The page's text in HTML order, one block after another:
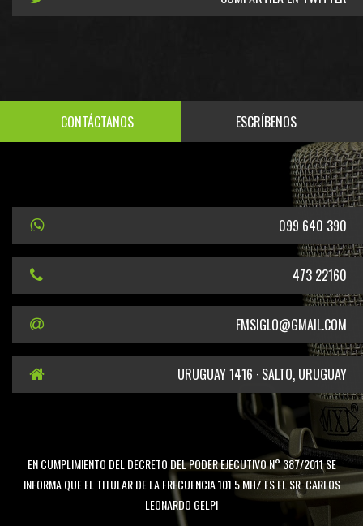
CONTÁCTANOS ESCRÍBENOS
099 640 390
473 22160
FMSIGLO@GMAIL.COM
URUGUAY 1416 · SALTO, URUGUAY
EN CUMPLIMIENTO DEL DECRETO DEL PODER EJECUTIVO N° 387/2011 SE
INFORMA QUE EL TITULAR DE LA FRECUENCIA 101.5 MHZ ES EL SR. CARLOS
LEONARDO GELPI